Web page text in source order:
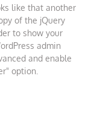
like that another
of the jQuery
to show your
admin
and enable
option.